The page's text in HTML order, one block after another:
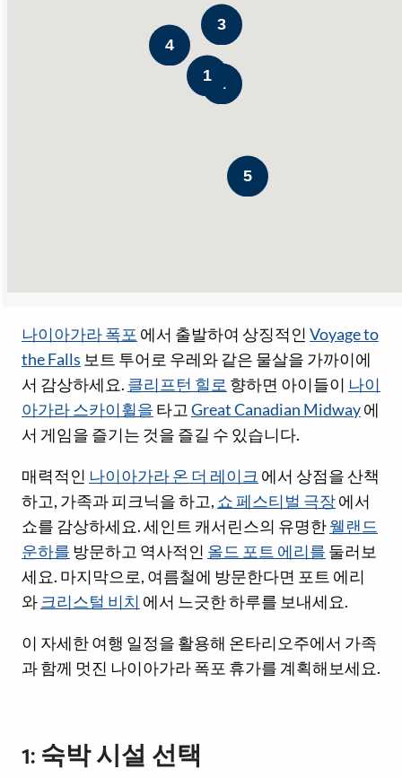
나이아가라 폭포 에서 출발하여 상징적인 Voyage to
the Falls 보트 투어로 우레와 같은 물살을 가까이에
서 감상하세요. 클리프턴 힐로 향하면 아이들이 나이
아가라 스카이휠을 타고 Great Canadian Midway에
서 게임을 즐기는 것을 즐길 수 있습니다.
매력적인 나이아가라 온 더 레이크 에서 상점을 산책
하고, 가족과 피크닉을 하고, 쇼 페스티벌 극장에서
쇼를 감상하세요. 세인트 캐서린스의 유명한웰랜드
운하를 방문하고 역사적인 올드 포트 에리를 둘러보
세요. 마지막으로, 여름철에 방문한다면 포트 에리
와 크리스털 비치 에서 느긋한 하루를 보내세요.
이 자세한 여행 일정을 활용해 온타리오주에서 가족
과 함께 멋진 나이아가라 폭포 휴가를 계획해보세요.
2
3
4
5
1
1: 숙박 시설 선택